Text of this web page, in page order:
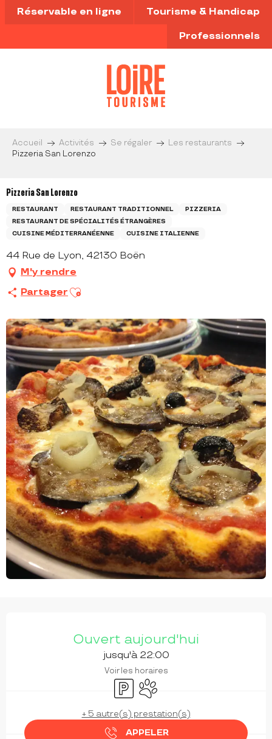
Aller
au
principal
Réservable en ligne Tourisme & Handicap
Professionnels
Accueil Activités Se régaler
Les restaurants
Pizzeria San Lorenzo
Pizzeria San Lorenzo
RESTAURANT RESTAURANT TRADITIONNEL
PIZZERIA
RESTAURANT DE SPÉCIALITÉS ÉTRANGÈRES
CUISINE MÉDITERRANÉENNE
CUISINE ITALIENNE
44 Rue de Lyon, 42130 Boën
M'y rendre
Partager Ajouter aux favoris
Ouvert aujourd'hui
jusqu'à 22:00
Voir les horaires
ParkingAnimaux acceptés
+ 5 autre(s) prestation(s)
APPELER